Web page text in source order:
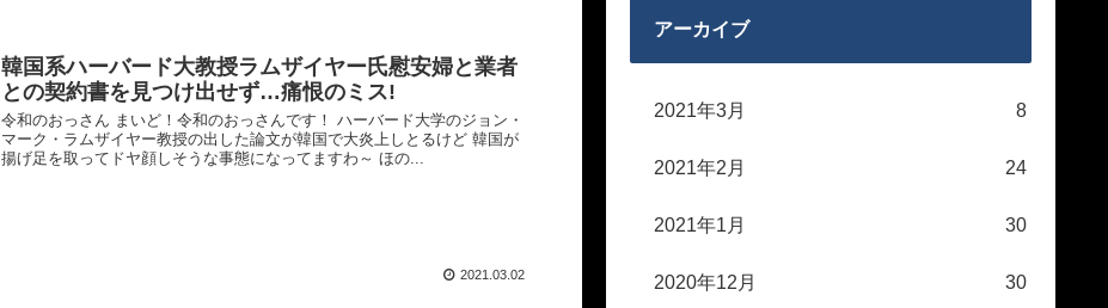
韓国系ハーバード大教授ラムザイヤー氏慰安婦と業者
との契約書を見つけ出せず…痛恨のミス!
令和のおっさん まいど！令和のおっさんです！ ハーバード大学のジョン・
マーク・ラムザイヤー教授の出した論文が韓国で大炎上しとるけど 韓国が
揚げ足を取ってドヤ顔しそうな事態になってますわ～ ほの...
2021.03.02
アーカイブ
2021年3月 8
2021年2月 24
2021年1月 30
2020年12月 30